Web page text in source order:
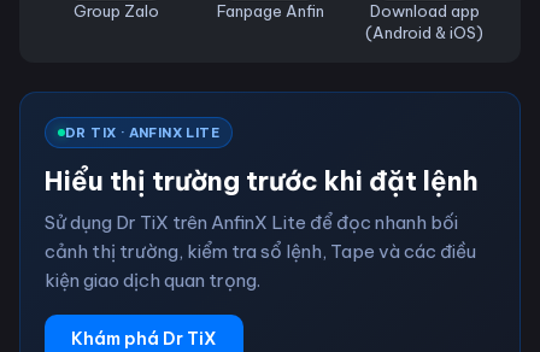
Group Zalo Fanpage Anfin
Download app
(Android & iOS)
DR TIX · ANFINX LITE
Hiểu thị trường trước khi đặt lệnh
Sử dụng Dr TiX trên AnfinX Lite để đọc nhanh bối
cảnh thị trường, kiểm tra sổ lệnh, Tape và các điều
kiện giao dịch quan trọng.
Khám phá Dr TiX